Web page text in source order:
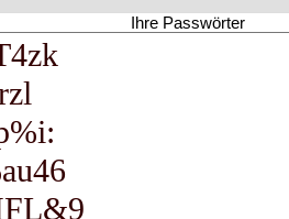
Ihre Passwörter